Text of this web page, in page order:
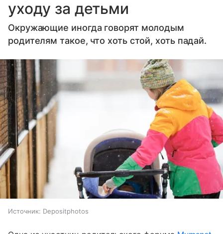
уходу за детьми
Окружающие иногда говорят молодым
родителям такое, что хоть стой, хоть падай.
Источник: Depositphotos